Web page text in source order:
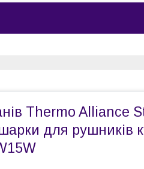
Thermo Alliance
для рушників